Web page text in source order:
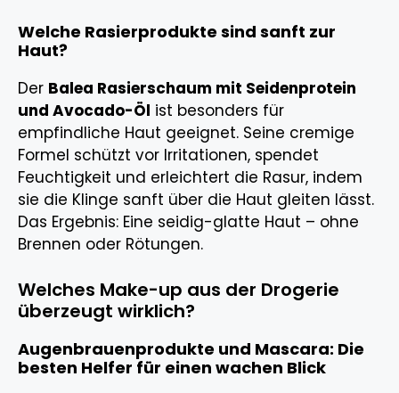
Welche Rasierprodukte sind sanft zur
Haut?
Der Balea Rasierschaum mit Seidenprotein
und Avocado-Öl ist besonders für
empfindliche Haut geeignet. Seine cremige
Formel schützt vor Irritationen, spendet
Feuchtigkeit und erleichtert die Rasur, indem
sie die Klinge sanft über die Haut gleiten lässt.
Das Ergebnis: Eine seidig-glatte Haut – ohne
Brennen oder Rötungen.
Welches Make-up aus der Drogerie
überzeugt wirklich?
Augenbrauenprodukte und Mascara: Die
besten Helfer für einen wachen Blick